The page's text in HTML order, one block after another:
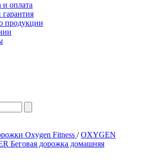
и оплата
продукции
Oxygen Fitness /OXYGEN
Беговая дорожка домашняя